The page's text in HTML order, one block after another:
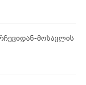
მოსავლის